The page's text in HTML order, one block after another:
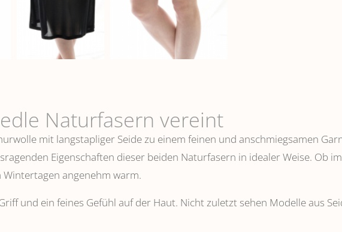
Naturfasern vereint
mit langstapliger Seide zu einem feinen und anschmiegsamen
Eigenschaften dieser beiden Naturfasern in idealer Weise. Ob
angenehm warm.
und ein feines Gefühl auf der Haut. Nicht zuletzt sehen Modelle aus